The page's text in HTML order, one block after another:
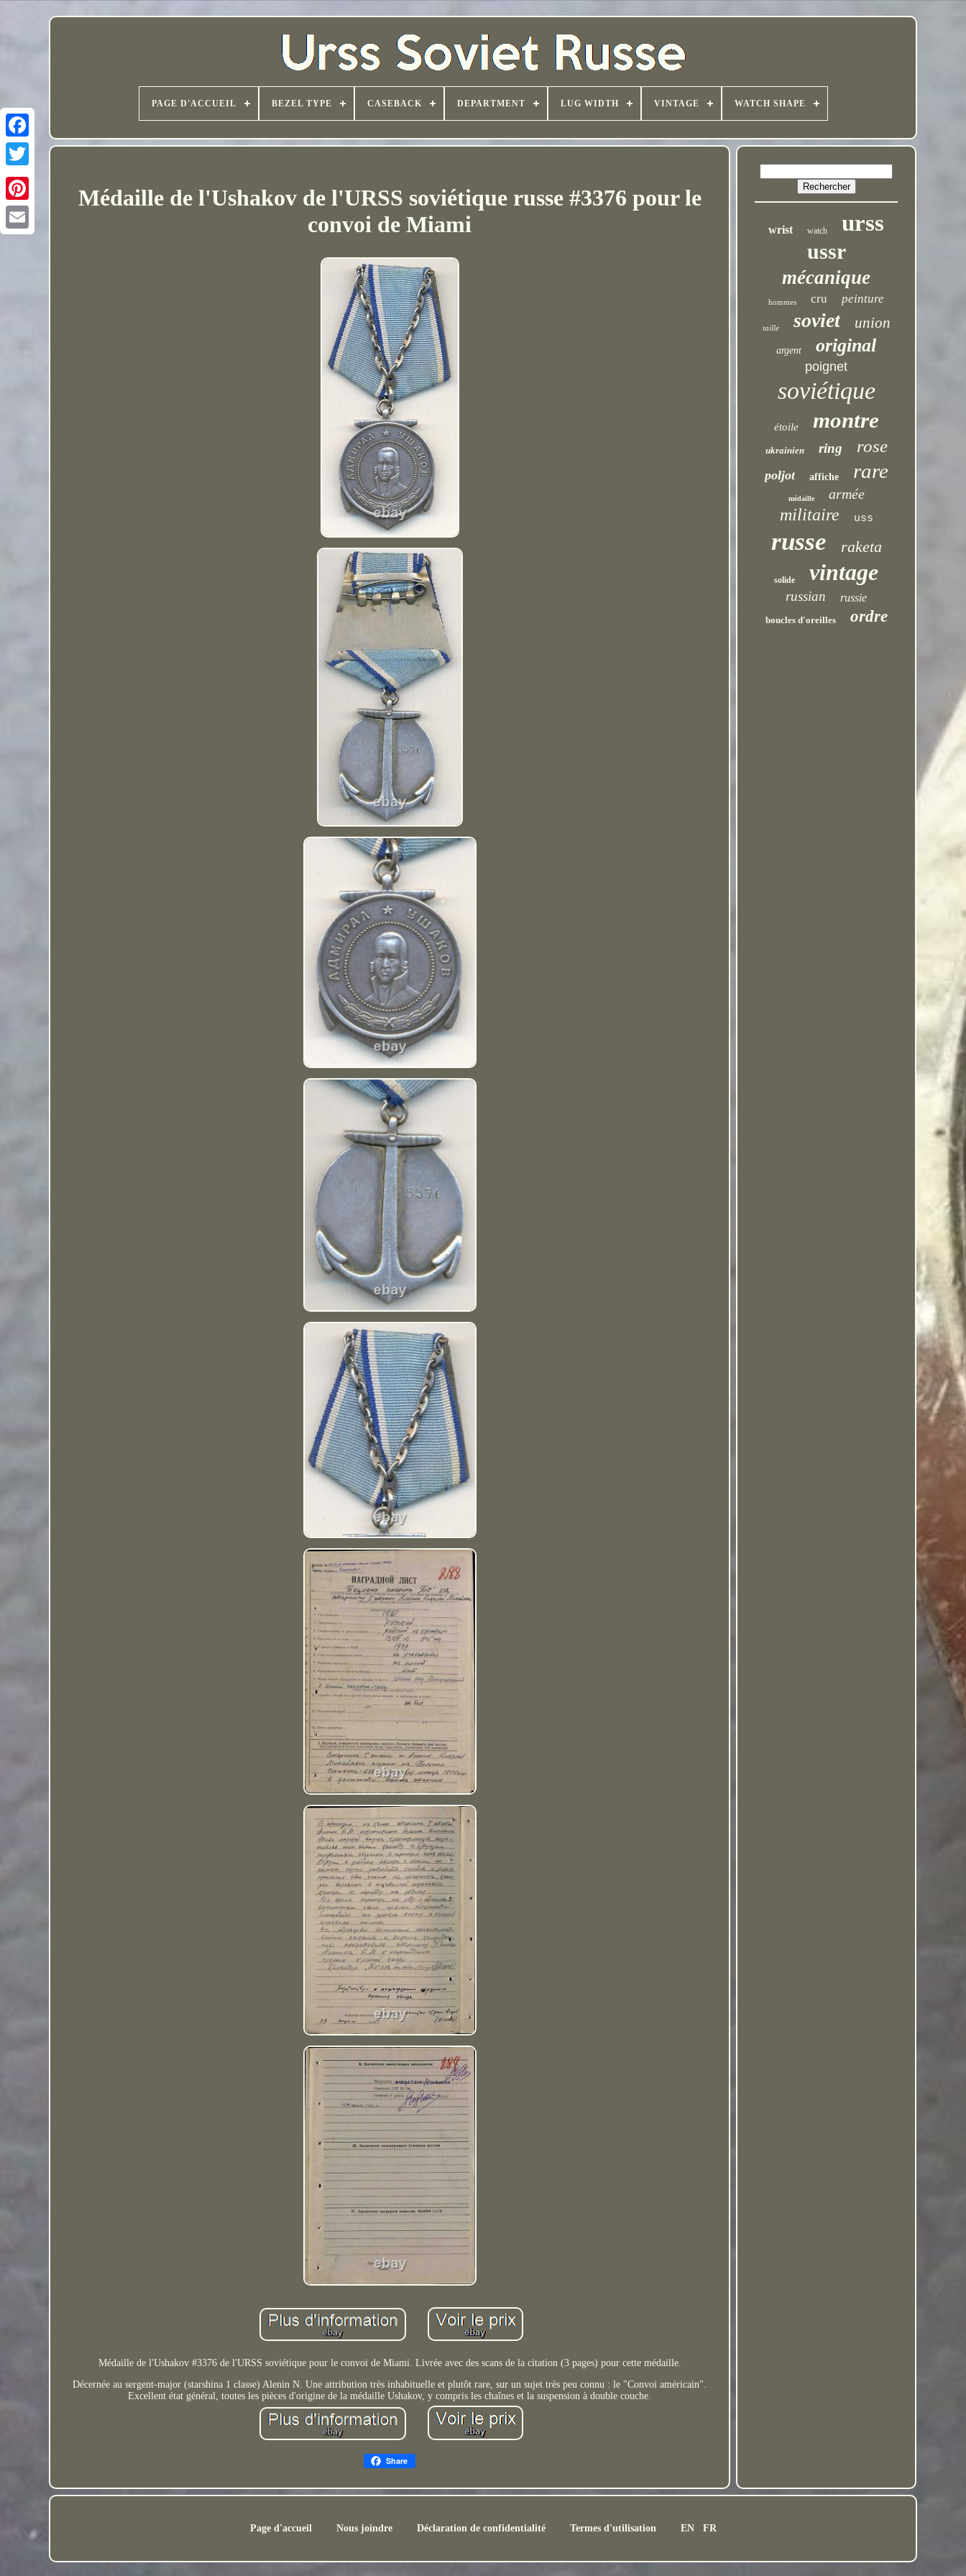
PAGE D'ACCUEIL BEZEL TYPE CASEBACK DEPARTMENT LUG WIDTH VINTAGE WATCH SHAPE
Médaille de l'Ushakov de l'URSS soviétique russe #3376 pour le
convoi de Miami
Médaille de l'Ushakov #3376 de l'URSS soviétique pour le convoi de Miami. Livrée avec des scans de la citation (3 pages) pour cette médaille.
Décernée au sergent-major (starshina 1 classe) Alenin N. Une attribution très inhabituelle et plutôt rare, sur un sujet très peu connu : le "Convoi américain".
Excellent état général, toutes les pièces d'origine de la médaille Ushakov, y compris les chaînes et la suspension à double couche.
Share
wrist watch urss
ussr
mécanique
hommes cru peinture
taille soviet union
argent original
poignet
soviétique
étoile montre
ukrainien ring rose
poljot affiche rare
médaille armée
militaire uss
russe raketa
solide vintage
russian russie
boucles d'oreilles ordre
Page d'accueil Nous joindre Déclaration de confidentialité Termes d'utilisation EN FR